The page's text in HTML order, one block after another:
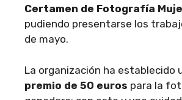
Certamen de Fotografía
pudiendo presentarse los
de mayo.
La organización ha establecido
premio de 50 euros para la